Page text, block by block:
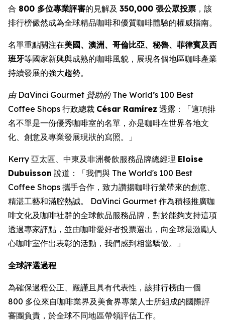
合 800 多位專業評審的見解及 350,000 張公眾投票 ，該
排行榜儼然成為全球精品咖啡和優質咖啡體驗的權威指南。
名單重點關注在美國、澳洲、哥倫比亞、秘魯、菲律賓及西
班牙等國家新興與成熟的咖啡風貌，展現各個地區咖啡產業
持續發展的強大趨勢。
由 DaVinci Gourmet 贊助的 The World’s 100 Best
Coffee Shops 行政總裁 César Ramírez 透露：「這項排
名不單是一份優秀咖啡室的名單，亦是咖啡在世界各地文
化、創意及專業發展現狀的寫照。」
Kerry 亞太區、中東及非洲餐飲服務品牌總經理 Eloise
Dubuisson 說道：「我們與 The World's 100 Best
Coffee Shops 攜手合作，致力讚揚咖啡行業帶來的創意、
精湛工藝和滿腔熱誠。 DaVinci Gourmet 作為積極推廣咖
啡文化及咖啡社群的全球飲品服務品牌，對於能夠支持這項
透過專家評點，並由咖啡愛好者投票選出，向全球最激勵人
心咖啡室作出表彰的活動，我們感到相當驕傲。」
全球評選過程
為確保過程公正、嚴謹且具有代表性，該排行榜由一個
800 多位來自咖啡業界及美食界專業人士所組成的國際評
審團負責，於全球不同地區帶領評估工作。